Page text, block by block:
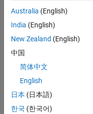
malgré
tout
vous
trouvez
pas
d'offre
corresponde
à vos
Australia (English)
India (English)
New Zealand (English)
中国
简体中文
English
日本 (日本語)
한국 (한국어)